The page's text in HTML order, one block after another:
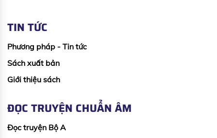
TIN TỨC
Phương pháp - Tin tức
Sách xuất bản
Giới thiệu sách
ĐỌC TRUYỆN CHUẨN ÂM
Đọc truyện Bộ A